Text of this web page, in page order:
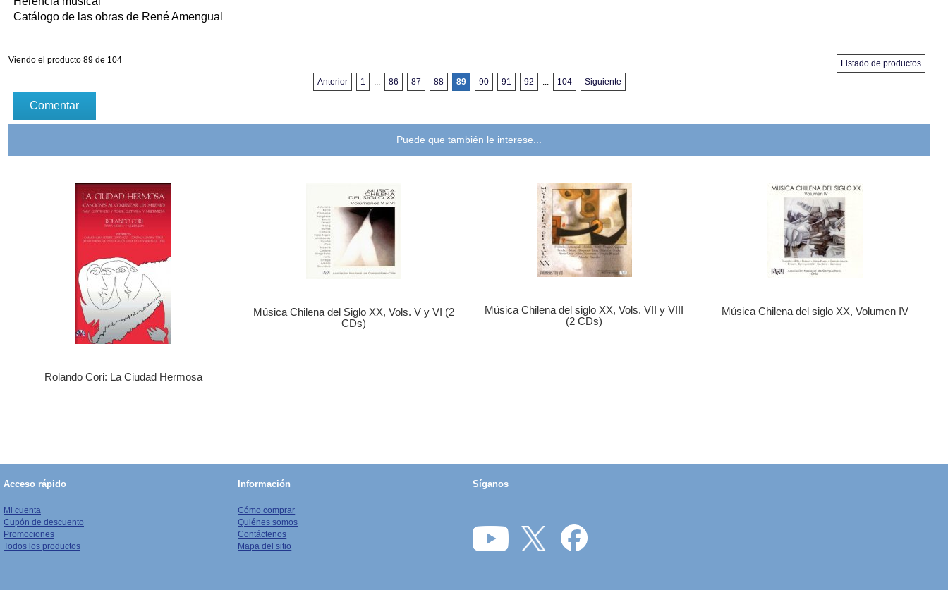
Catálogo de las obras de René Amengual
Viendo el producto 89 de 104
Listado de productos
Anterior
1 ... 86 87 88 89 90 91 92 ... 104 Siguiente
Comentar
Puede que también le interese...
Rolando Cori: La Ciudad Hermosa
Música Chilena del Siglo XX, Vols. V y VI (2
CDs)
Música Chilena del siglo XX, Vols. VII y VIII
(2 CDs)
Música Chilena del siglo XX, Volumen IV
Acceso rápido
Mi cuenta
Cupón de descuento
Promociones
Todos los productos
Información
Cómo comprar
Quiénes somos
Contáctenos
Mapa del sitio
Síganos